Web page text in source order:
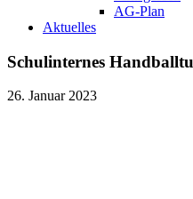
AG-Plan
Aktuelles
Schulinternes
26. Januar 2023